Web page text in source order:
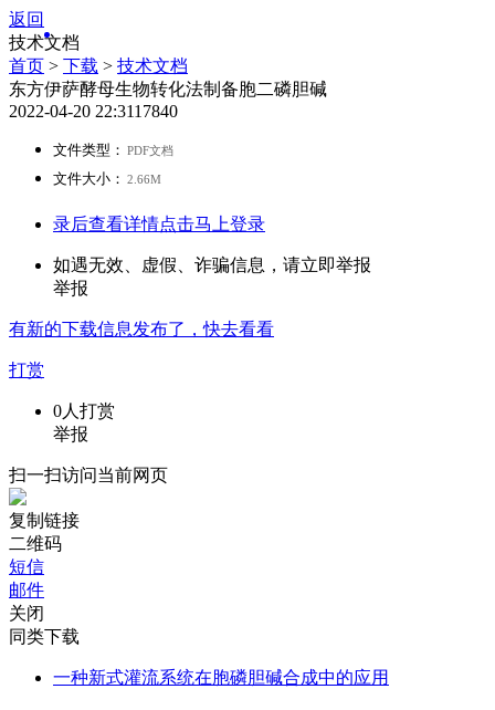
返回
技术文档
首页 > 下载 > 技术文档
东方伊萨酵母生物转化法制备胞二磷胆碱
2022-04-20 22:3117840
文件类型： PDF文档
文件大小： 2.66M
录后查看详情点击马上登录
如遇无效、虚假、诈骗信息，请立即举报
举报
有新的下载信息发布了，快去看看
打赏
0人打赏
举报
扫一扫访问当前网页
复制链接
二维码
短信
邮件
关闭
同类下载
一种新式灌流系统在胞磷胆碱合成中的应用